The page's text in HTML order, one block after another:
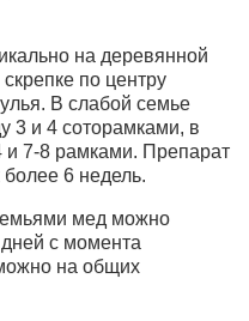
на деревянной
по центру
В слабой семье
3 и 4 соторамками, в
и 7-8 рамками. Препарат
6 недель.
мед можно
с момента
на общих